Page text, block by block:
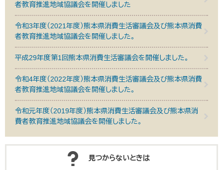
者教育推進地域協議会を開催しました
令和3年度（2021年度）熊本県消費生活審議会及び熊本県消費
者教育推進地域協議会を開催しました。
平成29年度第1回熊本県消費生活審議会を開催しました。
令和4年度（2022年度）熊本県消費生活審議会及び熊本県消費
者教育推進地域協議会を開催しました。
令和元年度（2019年度）熊本県消費生活審議会及び熊本県消
費者教育推進地域協議会を開催しました。
見つからないときは